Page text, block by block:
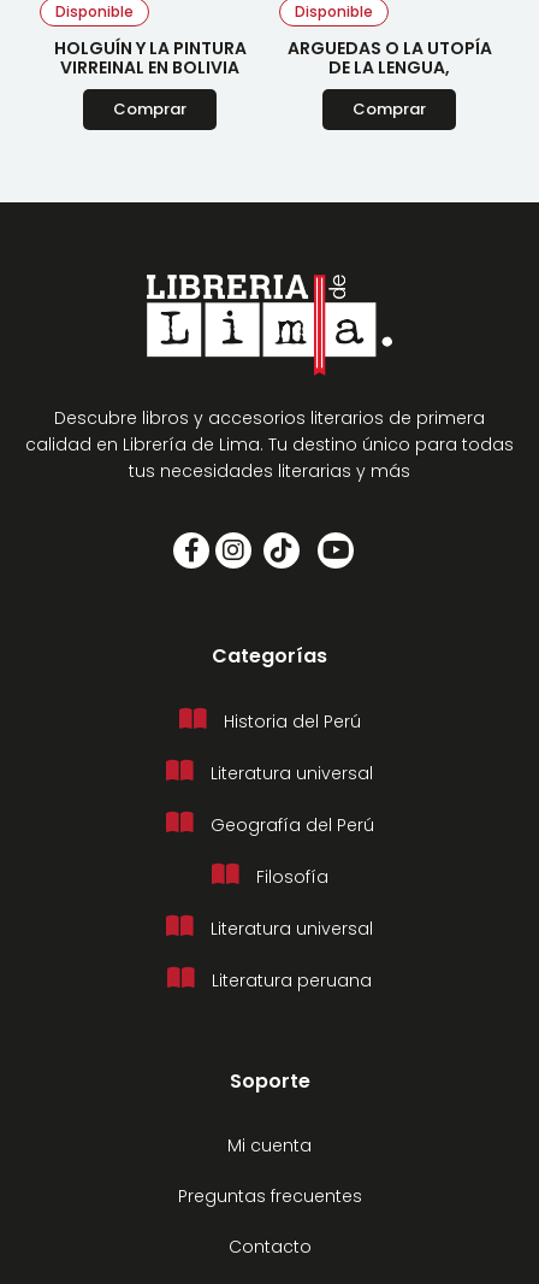
Disponible
HOLGUÍN Y LA PINTURA
VIRREINAL EN BOLIVIA
Comprar
Disponible
ARGUEDAS O LA UTOPÍA
DE LA LENGUA,
Comprar
Descubre libros y accesorios literarios de primera
calidad en Librería de Lima. Tu destino único para todas
tus necesidades literarias y más
Categorías
Historia del Perú
Literatura universal
Geografía del Perú
Filosofía
Literatura universal
Literatura peruana
Soporte
Mi cuenta
Preguntas frecuentes
Contacto